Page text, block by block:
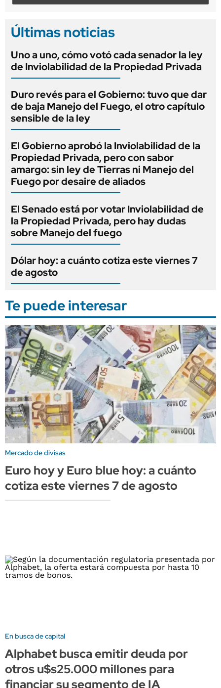
Últimas noticias
Uno a uno, cómo votó cada senador la ley
de Inviolabilidad de la Propiedad Privada
Duro revés para el Gobierno: tuvo que dar
de baja Manejo del Fuego, el otro capítulo
sensible de la ley
El Gobierno aprobó la Inviolabilidad de la
Propiedad Privada, pero con sabor
amargo: sin ley de Tierras ni Manejo del
Fuego por desaire de aliados
El Senado está por votar Inviolabilidad de
la Propiedad Privada, pero hay dudas
sobre Manejo del fuego
Dólar hoy: a cuánto cotiza este viernes 7
de agosto
Te puede interesar
Mercado de divisas
Euro hoy y Euro blue hoy: a cuánto
cotiza este viernes 7 de agosto
En busca de capital
Alphabet busca emitir deuda por
otros u$s25.000 millones para
financiar su segmento de IA